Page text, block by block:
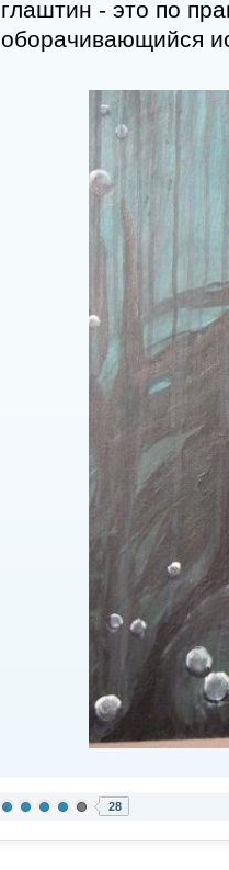
глаштин - это по
оборачивающийся
28